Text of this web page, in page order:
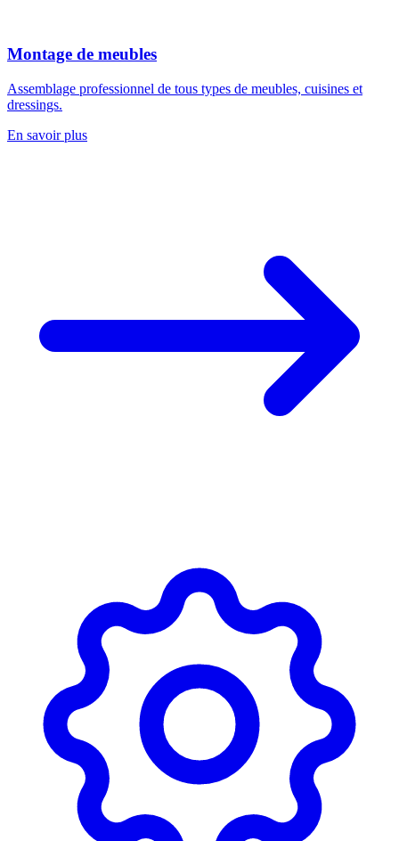
Montage de meubles
Assemblage professionnel de tous types de meubles, cuisines et
dressings.
En savoir plus